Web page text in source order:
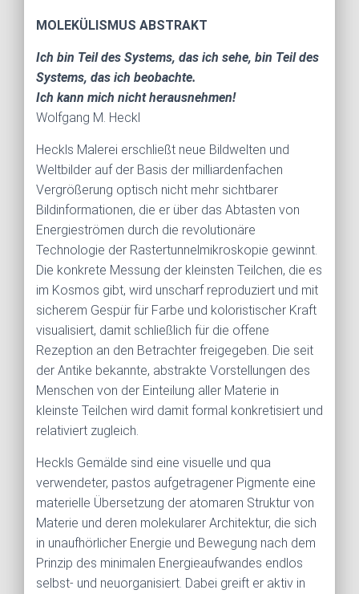
MOLEKÜLISMUS ABSTRAKT
Ich bin Teil des Systems, das ich sehe, bin Teil des
Systems, das ich beobachte.
Ich kann mich nicht herausnehmen!
Wolfgang M. Heckl
Heckls Malerei erschließt neue Bildwelten und
Weltbilder auf der Basis der milliardenfachen
Vergrößerung optisch nicht mehr sichtbarer
Bildinformationen, die er über das Abtasten von
Energieströmen durch die revolutionäre
Technologie der Rastertunnelmikroskopie gewinnt.
Die konkrete Messung der kleinsten Teilchen, die es
im Kosmos gibt, wird unscharf reproduziert und mit
sicherem Gespür für Farbe und koloristischer Kraft
visualisiert, damit schließlich für die offene
Rezeption an den Betrachter freigegeben. Die seit
der Antike bekannte, abstrakte Vorstellungen des
Menschen von der Einteilung aller Materie in
kleinste Teilchen wird damit formal konkretisiert und
relativiert zugleich.
Heckls Gemälde sind eine visuelle und qua
verwendeter, pastos aufgetragener Pigmente eine
materielle Übersetzung der atomaren Struktur von
Materie und deren molekularer Architektur, die sich
in unaufhörlicher Energie und Bewegung nach dem
Prinzip des minimalen Energieaufwandes endlos
selbst- und neuorganisiert. Dabei greift er aktiv in